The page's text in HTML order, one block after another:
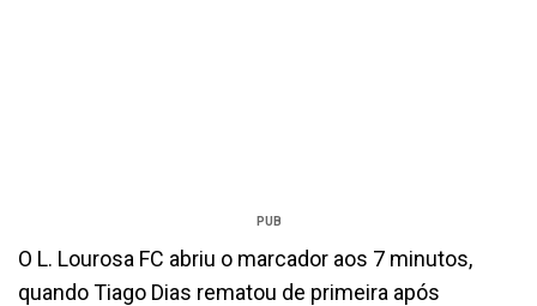
PUB
O L. Lourosa FC abriu o marcador aos 7 minutos,
quando Tiago Dias rematou de primeira após